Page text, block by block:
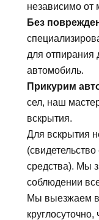
независимо от
Без
для отпирания
автомобиль.
Прикурим
сел, наш
вскрытия.
Для вскрытия
средства). Мы
соблюдении
Мы выезжаем в